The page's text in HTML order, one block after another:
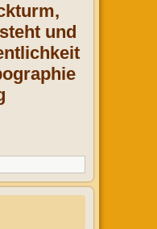
und